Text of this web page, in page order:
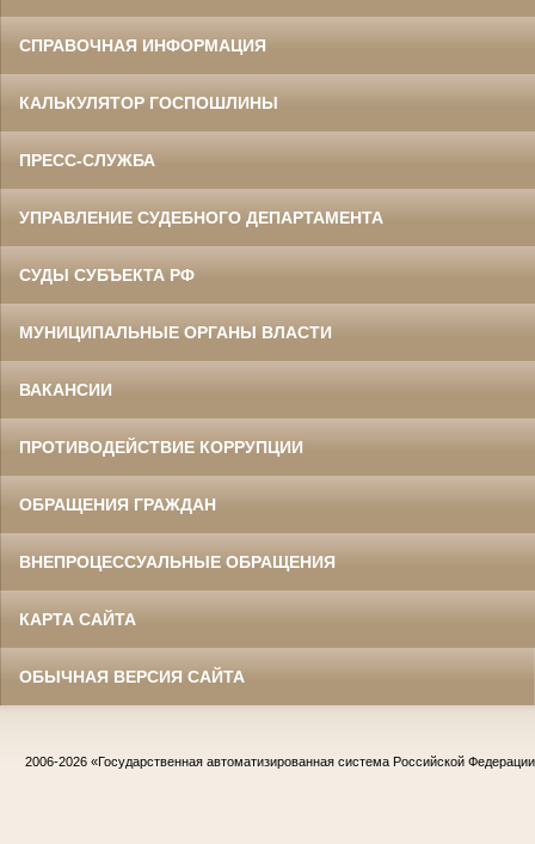
СПРАВОЧНАЯ ИНФОРМАЦИЯ
КАЛЬКУЛЯТОР ГОСПОШЛИНЫ
ПРЕСС-СЛУЖБА
УПРАВЛЕНИЕ СУДЕБНОГО ДЕПАРТАМЕНТА
СУДЫ СУБЪЕКТА РФ
МУНИЦИПАЛЬНЫЕ ОРГАНЫ ВЛАСТИ
ВАКАНСИИ
ПРОТИВОДЕЙСТВИЕ КОРРУПЦИИ
ОБРАЩЕНИЯ ГРАЖДАН
ВНЕПРОЦЕССУАЛЬНЫЕ ОБРАЩЕНИЯ
КАРТА САЙТА
ОБЫЧНАЯ ВЕРСИЯ САЙТА
2006-2026 «Государственная автоматизированная система Российской